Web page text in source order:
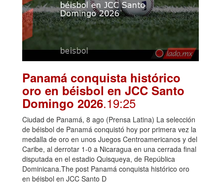
Panamá conquista histórico
oro en béisbol en JCC Santo
Domingo 2026.19:25
Ciudad de Panamá, 8 ago (Prensa Latina) La selección
de béisbol de Panamá conquistó hoy por primera vez la
medalla de oro en unos Juegos Centroamericanos y del
Caribe, al derrotar 1-0 a Nicaragua en una cerrada final
disputada en el estadio Quisqueya, de República
Dominicana.The post Panamá conquista histórico oro
en béisbol en JCC Santo D